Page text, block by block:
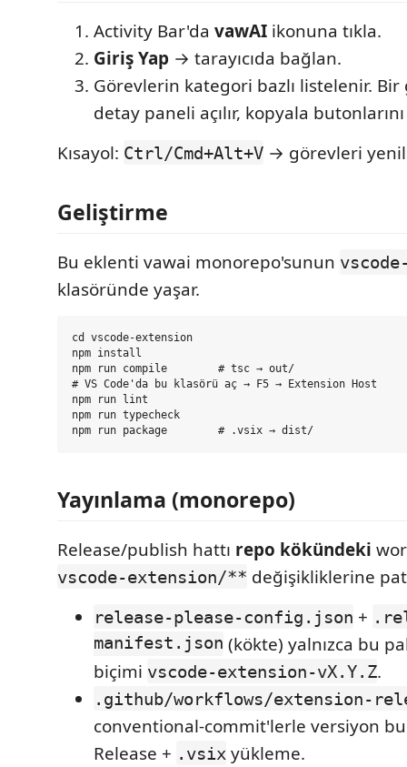
Activity Bar'da vawAI ikonuna tıkla.
Giriş Yap → tarayıcıda bağlan.
Görevlerin kategori bazlı listelenir.
detay paneli açılır, kopyala
Kısayol: Ctrl/Cmd+Alt+V → görevleri
Geliştirme
Bu eklenti vawai monorepo'sunun
klasöründe yaşar.
cd vscode-extension
npm install
npm run compile        # tsc → out/
# VS Code'da bu klasörü aç → F5 → Extension Host
npm run lint
npm run typecheck
Yayınlama (monorepo)
Release/publish hattı repo kökündeki
vscode-extension/** değişikliklerine
release-please-config.json +
manifest.json (kökte) yalnızca bu
biçimi vscode-extension-vX.Y.Z.
.github/workflows/extension-
conventional-commit'lerle versiyon
Release + .vsix yükleme.